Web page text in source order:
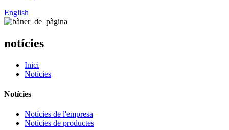
English
notícies
Inici
Notícies
Notícies
Notícies de l'empresa
Notícies de productes